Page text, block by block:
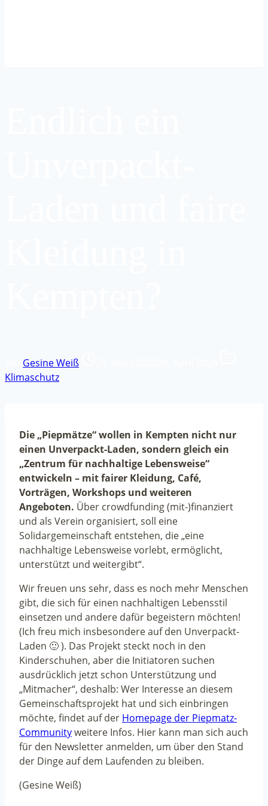
Gesine Weiß
Klimaschutz
Die „Piepmätze“ wollen in Kempten nicht nur
einen Unverpackt-Laden, sondern gleich ein
„Zentrum für nachhaltige Lebensweise“
entwickeln – mit fairer Kleidung, Café,
Vorträgen, Workshops und weiteren
Angeboten. Über crowdfunding (mit-)finanziert
und als Verein organisiert, soll eine
Solidargemeinschaft entstehen, die „eine
nachhaltige Lebensweise vorlebt, ermöglicht,
unterstützt und weitergibt“.
Wir freuen uns sehr, dass es noch mehr Menschen
gibt, die sich für einen nachhaltigen Lebensstil
einsetzen und andere dafür begeistern möchten!
(Ich freu mich insbesondere auf den Unverpackt-
Laden 🙂 ). Das Projekt steckt noch in den
Kinderschuhen, aber die Initiatoren suchen
ausdrücklich jetzt schon Unterstützung und
„Mitmacher“, deshalb: Wer Interesse an diesem
Gemeinschaftsprojekt hat und sich einbringen
möchte, findet auf der Homepage der Piepmatz-
Communityweitere Infos. Hier kann man sich auch
für den Newsletter anmelden, um über den Stand
der Dinge auf dem Laufenden zu bleiben.
(Gesine Weiß)